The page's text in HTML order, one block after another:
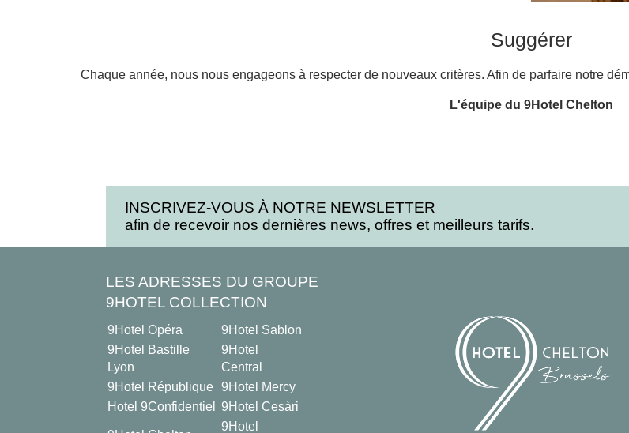
Suggérer
Chaque année, nous nous engageons à respecter de nouveaux critères. Afin de parfaire notre
L'équipe du 9Hotel Chelton
INSCRIVEZ-VOUS À NOTRE NEWSLETTER
afin de recevoir nos dernières news, offres et meilleurs tarifs.
LES ADRESSES DU GROUPE
9HOTEL COLLECTION
9Hotel Opéra
9Hotel Sablon
9Hotel Bastille
Lyon
9Hotel
Central
9Hotel République
9Hotel Mercy
Hotel 9Confidentiel
9Hotel Cesàri
9Hotel